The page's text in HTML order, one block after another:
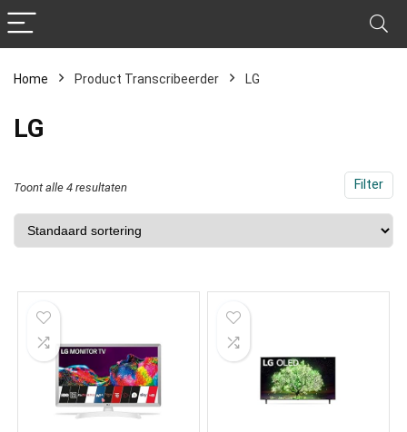
Home Product Transcribeerder ‎LG
‎LG
Filter
Toont alle 4 resultaten